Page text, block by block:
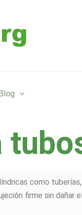
Blog
como
firme sin dañar